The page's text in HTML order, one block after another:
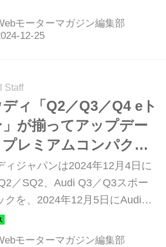
モーターマガジン編集部
Staff
ィ「Q2／Q3／Q4 eト
」が揃ってアップデー
プレミアムコンパクト
の進化が止まらない
ィジャパンは2024年12月4日に
／SQ2、Audi Q3／Q3スポー
クを、2024年12月5日にAudi
ロン／Q4スポーツバック eトロ
ップデートしたことを発表し
モーターマガジン編集部